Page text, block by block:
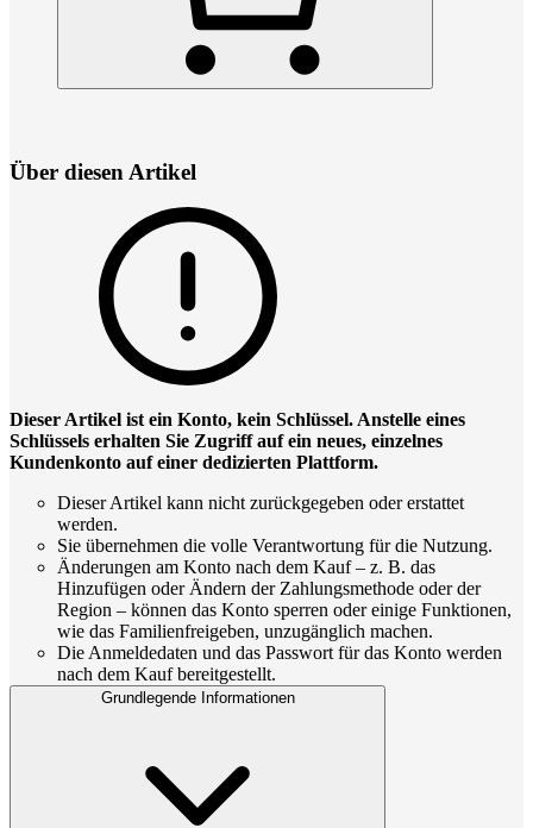
Über diesen Artikel
Dieser Artikel ist ein Konto, kein Schlüssel. Anstelle eines
Schlüssels erhalten Sie Zugriff auf ein neues, einzelnes
Kundenkonto auf einer dedizierten Plattform.
Dieser Artikel kann nicht zurückgegeben oder erstattet
werden.
Sie übernehmen die volle Verantwortung für die Nutzung.
Änderungen am Konto nach dem Kauf – z. B. das
Hinzufügen oder Ändern der Zahlungsmethode oder der
Region – können das Konto sperren oder einige Funktionen,
wie das Familienfreigeben, unzugänglich machen.
Die Anmeldedaten und das Passwort für das Konto werden
nach dem Kauf bereitgestellt.
Grundlegende Informationen